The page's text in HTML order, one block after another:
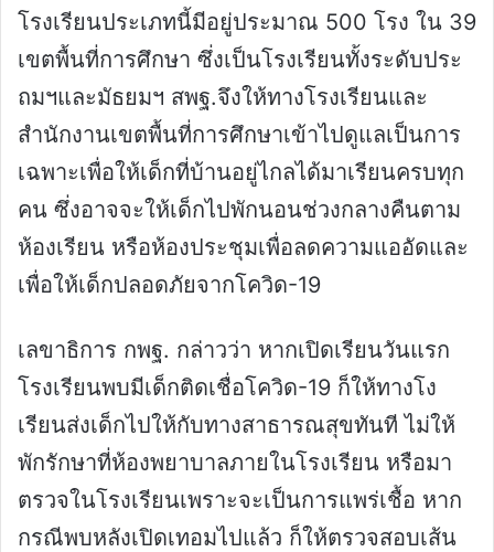
โรงเรียนประเภทนี้มีอยู่ประมาณ 500 โรง ใน 39
เขตพื้นที่การศึกษา ซึ่งเป็นโรงเรียนทั้งระดับประ
ถมฯและมัธยมฯ สพฐ.จึงให้ทางโรงเรียนและ
สำนักงานเขตพื้นที่การศึกษาเข้าไปดูแลเป็นการ
เฉพาะเพื่อให้เด็กที่บ้านอยู่ไกลได้มาเรียนครบทุก
คน ซึ่งอาจจะให้เด็กไปพักนอนช่วงกลางคืนตาม
ห้องเรียน หรือห้องประชุมเพื่อลดความแออัดและ
เพื่อให้เด็กปลอดภัยจากโควิด-19
เลขาธิการ กพฐ. กล่าวว่า หากเปิดเรียนวันแรก
โรงเรียนพบมีเด็กติดเชื่อโควิด-19 ก็ให้ทางโง
เรียนส่งเด็กไปให้กับทางสาธารณสุขทันที ไม่ให้
พักรักษาที่ห้องพยาบาลภายในโรงเรียน หรือมา
ตรวจในโรงเรียนเพราะจะเป็นการแพร่เชื้อ หาก
กรณีพบหลังเปิดเทอมไปแล้ว ก็ให้ตรวจสอบเส้น